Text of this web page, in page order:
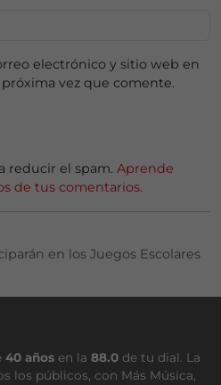
electrónico y sitio web en
vez que comente.
reducir el spam. Aprende
de tus comentarios.
en los Juegos Escolares
40 años en la 88.0 de tu dial. La
los públicos, con Más Música,